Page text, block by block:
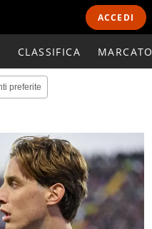
ACCEDI
CLASSIFICA
preferite